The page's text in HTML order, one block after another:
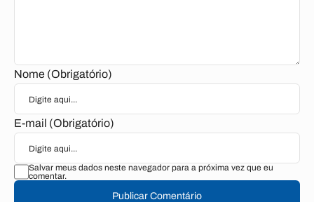
Nome (Obrigatório)
E-mail (Obrigatório)
Salvar meus dados neste navegador para a próxima vez que eu
comentar.
Publicar Comentário